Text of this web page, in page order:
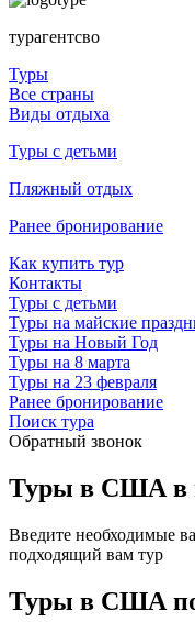
турагентсво
Туры
Все страны
Виды отдыха
Туры с детьми
Пляжный отдых
Ранее бронирование
Как купить тур
Контакты
Туры с детьми
Туры на майские
Туры на Новый Год
Туры на 8 марта
Туры на 23 февраля
Ранее бронирование
Поиск тура
Обратный звонок
Туры в США в
Введите необходимые
подходящий вам тур
Туры в США